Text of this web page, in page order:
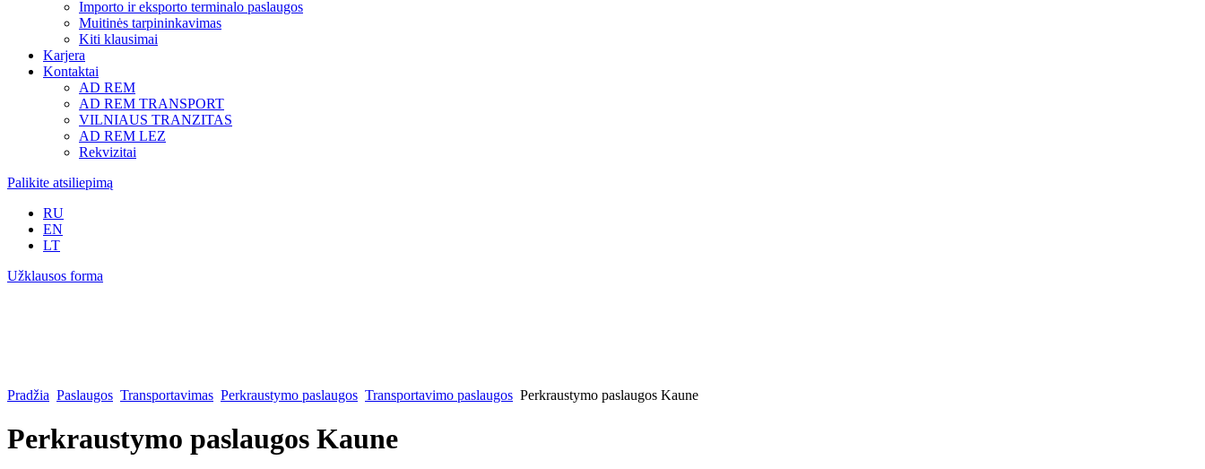
Importo ir eksporto terminalo paslaugos
Muitinės tarpininkavimas
Kiti klausimai
Karjera
Kontaktai
AD REM
AD REM TRANSPORT
VILNIAUS TRANZITAS
AD REM LEZ
Rekvizitai
Palikite atsiliepimą
RU
EN
LT
Užklausos forma
Pradžia Paslaugos Transportavimas Perkraustymo paslaugos Transportavimo paslaugos Perkraustymo paslaugos Kaune
Perkraustymo paslaugos Kaune